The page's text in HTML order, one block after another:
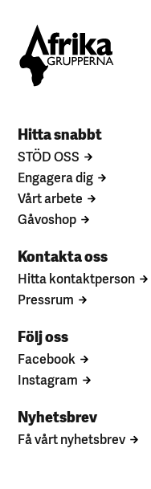
Hitta snabbt
STÖD OSS
Engagera dig
Vårt arbete
Gåvoshop
Kontakta oss
Hitta kontaktperson
Pressrum
Följ oss
Facebook
Instagram
Nyhetsbrev
Få vårt nyhetsbrev